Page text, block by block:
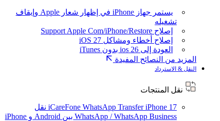
يستمر جهاز iPhone في إظهار شعار Apple وإيقاف
تشغيله
إصلاح Support Apple Com/iPhone/Restore
إصلاح أخطاء ومشاكل iOS 27
العودة إلى ios 26 بدون iTunes
المزيد من النصائح المفيدة
النقل & الاسترداد
نقل المنتجات
iCareFone WhatsApp TransferiPhone 17
نقل
WhatsApp / WhatsApp Business بين Android و iPhone